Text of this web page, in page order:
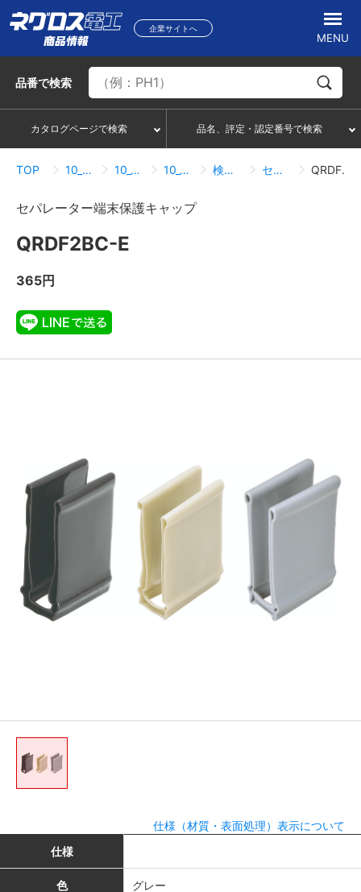
企業サイトへ
MENU
品番で検索
カタログページで検索 品名、評定・認定番号で検索
TOP 10_ケーブルラック 10_02_QRタイプ 10_02_08_セパレーター 検索結果一覧 セパレーター端末保護キャップ QRDF2BC-E
セパレーター端末保護キャップ
QRDF2BC-E
365円
仕様（材質・表面処理）表示について
仕様
色 グレー